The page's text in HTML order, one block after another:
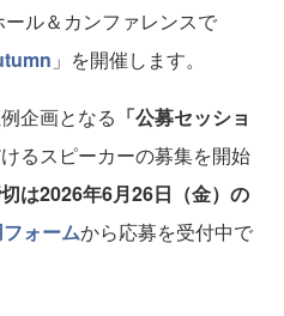
ル＆カンファレンスで
」を開催します。
企画となる 「公募セッショ
るスピーカーの募集を開始
は2026年6月26日（金）の
ォームから応募を受付中で